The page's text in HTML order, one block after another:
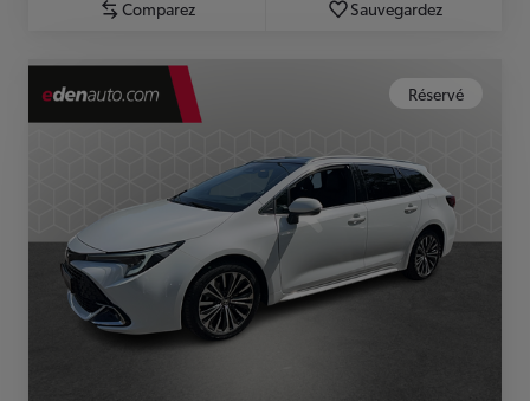
Comparez Sauvegardez
Réservé